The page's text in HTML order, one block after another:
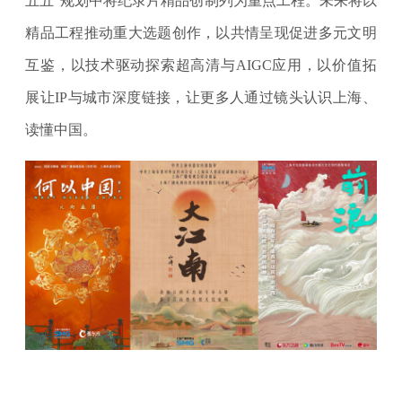
精品工程推动重大选题创作，以共情呈现促进多元文明
互鉴，以技术驱动探索超高清与AIGC应用，以价值拓
展让IP与城市深度链接，让更多人通过镜头认识上海、
读懂中国。